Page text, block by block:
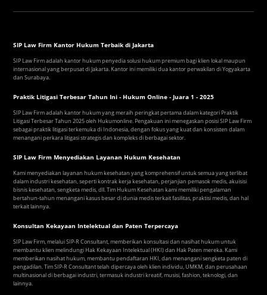
SIP Law Firm Kantor Hukum Terbaik di Jakarta
SIP Law Firm adalah kantor hukum penyedia solusi hukum premium bagi klien lokal maupun
internasional yang berpusat di Jakarta. Kantor ini memiliki dua kantor perwakilan di Yogyakarta
dan Surabaya.
Praktik Litigasi Terbesar Tahun Ini - Hukum Online - Juara 1 - 2025
SIP Law Firm adalah kantor hukum yang meraih peringkat pertama dalam kategori Praktik
Litigasi Terbesar Tahun 2025 oleh Hukumonline. Pengakuan ini menegaskan posisi SIP Law Firm
sebagai praktik litigasi terkemuka di Indonesia, dengan fokus yang kuat dan konsisten dalam
menangani perkara litigasi strategis dan kompleks di berbagai sektor.
SIP Law Firm Menyediakan Layanan Hukum Kesehatan
Kami menyediakan layanan hukum kesehatan yang komprehensif untuk semua yang terlibat
dalam industri kesehatan, seperti kontrak kerja kesehatan, perjanjian pemasok medis, akuisisi
bisnis kesehatan, sengketa medis, dll. Tim Hukum Kesehatan kami memiliki pengalaman
bertahun-tahun menangani kasus besar di dunia medis terkait fasilitas, praktisi medis, dan hal
terkait lainnya.
Konsultan Kekayaan Intelektual dan Paten Terpercaya
SIP Law Firm, melalui SIP-R Consultant, memberikan konsultasi dan nasihat hukum untuk
membantu klien melindungi Hak Kekayaan Intelektual (HKI) dan Hak Paten mereka. Kami
memberikan nasihat hukum, membantu pendaftaran HKI, dan menangani sengketa paten di
pengadilan. Tim SIP-R Consultant telah dipercaya oleh klien individu, UMKM, dan perusahaan
multinasional di berbagai industri, termasuk industri kreatif, musisi, fashion, teknologi, dan
lainnya.